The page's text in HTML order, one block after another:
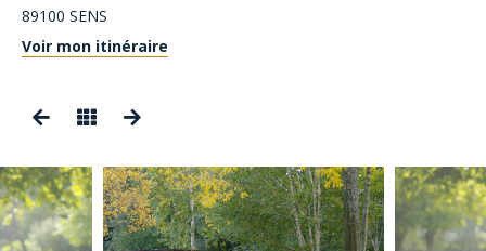
89100 SENS
Voir mon itinéraire